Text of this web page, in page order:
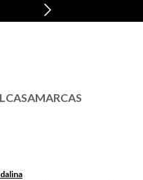
CASAMARCAS